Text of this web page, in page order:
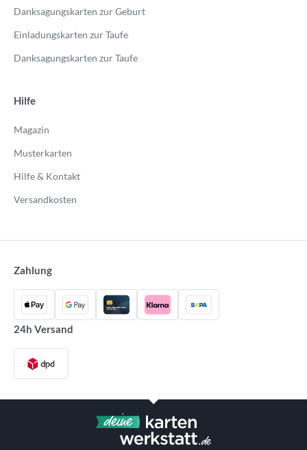
Danksagungskarten zur Geburt
Einladungskarten zur Taufe
Danksagungskarten zur Taufe
Hilfe
Magazin
Musterkarten
Hilfe & Kontakt
Versandkosten
Zahlung
24h Versand